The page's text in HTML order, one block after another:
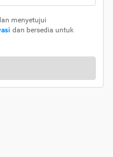
menyetujui
dan bersedia untuk